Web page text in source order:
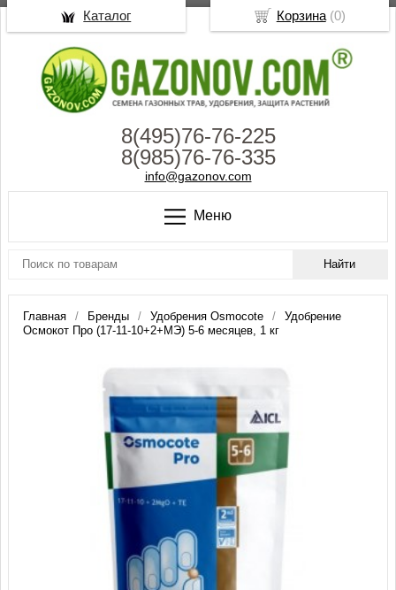
8(495)76-76-225
8(985)76-76-335
info@gazonov.com
Меню
Главная Бренды Удобрения Osmocote
Удобрение
Осмокот Про (17-11-10+2+МЭ) 5-6 месяцев, 1 кг
Корзина(0)
Каталог